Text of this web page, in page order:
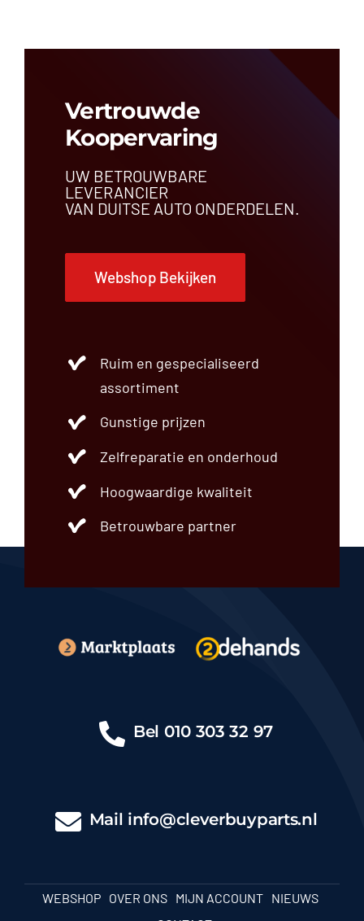
Vertrouwde
Koopervaring
UW BETROUWBARE
LEVERANCIER
VAN DUITSE AUTO ONDERDELEN.
Webshop Bekijken
Ruim en gespecialiseerd
assortiment
Gunstige prijzen
Zelfreparatie en onderhoud
Hoogwaardige kwaliteit
Betrouwbare partner
Bel 010 303 32 97
Mail info@cleverbuyparts.nl
WEBSHOP OVER ONS MIJN ACCOUNT
NIEUWS